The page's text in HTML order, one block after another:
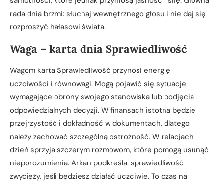
rada dnia brzmi: słuchaj wewnętrznego głosu i nie daj się
rozproszyć hałasowi świata.
Waga – karta dnia Sprawiedliwość
Wagom karta Sprawiedliwość przynosi energię
uczciwości i równowagi. Mogą pojawić się sytuacje
wymagające obrony swojego stanowiska lub podjęcia
odpowiedzialnych decyzji. W finansach istotna będzie
przejrzystość i dokładność w dokumentach, dlatego
należy zachować szczególną ostrożność. W relacjach
dzień sprzyja szczerym rozmowom, które pomogą usunąć
nieporozumienia. Arkan podkreśla: sprawiedliwość
zwycięży, jeśli będziesz działać uczciwie. To czas na